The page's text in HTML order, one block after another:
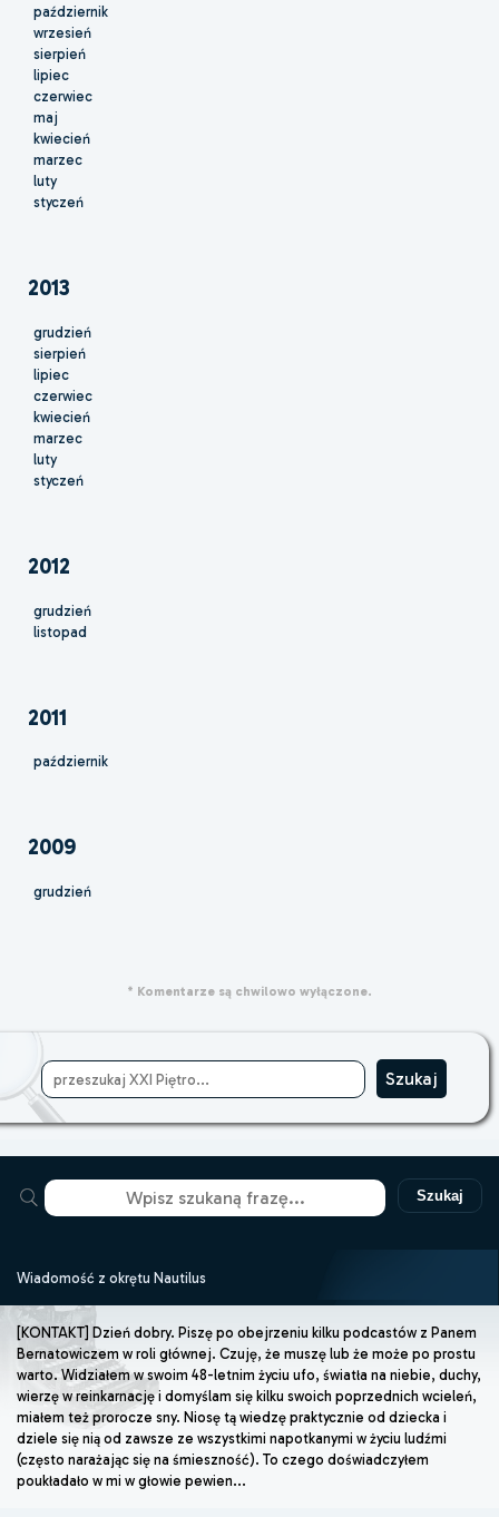
październik
wrzesień
sierpień
lipiec
czerwiec
maj
kwiecień
marzec
luty
styczeń
2013
grudzień
sierpień
lipiec
czerwiec
kwiecień
marzec
luty
styczeń
2012
grudzień
listopad
2011
październik
2009
grudzień
* Komentarze są chwilowo wyłączone.
Szukaj
Wiadomość z okrętu Nautilus
[KONTAKT] Dzień dobry. Piszę po obejrzeniu kilku podcastów z Panem
Bernatowiczem w roli głównej. Czuję, że muszę lub że może po prostu
warto. Widziałem w swoim 48-letnim życiu ufo, światła na niebie, duchy,
wierzę w reinkarnację i domyślam się kilku swoich poprzednich wcieleń,
miałem też prorocze sny. Niosę tą wiedzę praktycznie od dziecka i
dziele się nią od zawsze ze wszystkimi napotkanymi w życiu ludźmi
(często narażając się na śmieszność). To czego doświadczyłem
poukładało w mi w głowie pewien...